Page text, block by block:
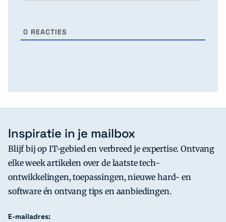
0 REACTIES
Inspiratie in je mailbox
Blijf bij op IT-gebied en verbreed je expertise. Ontvang
elke week artikelen over de laatste tech-
ontwikkelingen, toepassingen, nieuwe hard- en
software én ontvang tips en aanbiedingen.
E-mailadres: